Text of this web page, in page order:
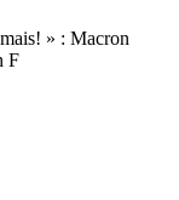
» : Macron
F